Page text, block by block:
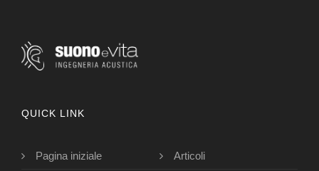
QUICK LINK
Pagina iniziale Articoli